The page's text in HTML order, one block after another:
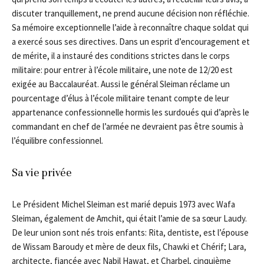
discuter tranquillement, ne prend aucune décision non réfléchie.
Sa mémoire exceptionnelle l’aide à reconnaître chaque soldat qui
a exercé sous ses directives. Dans un esprit d’encouragement et
de mérite, il a instauré des conditions strictes dans le corps
militaire: pour entrer à l’école militaire, une note de 12/20 est
exigée au Baccalauréat. Aussi le général Sleiman réclame un
pourcentage d’élus à l’école militaire tenant compte de leur
appartenance confessionnelle hormis les surdoués qui d’après le
commandant en chef de l’armée ne devraient pas être soumis à
l’équilibre confessionnel.
Sa vie privée
Le Président Michel Sleiman est marié depuis 1973 avec Wafa
Sleiman, également de Amchit, qui était l’amie de sa sœur Laudy.
De leur union sont nés trois enfants: Rita, dentiste, est l’épouse
de Wissam Baroudy et mère de deux fils, Chawki et Chérif; Lara,
architecte, fiancée avec Nabil Hawat, et Charbel, cinquième